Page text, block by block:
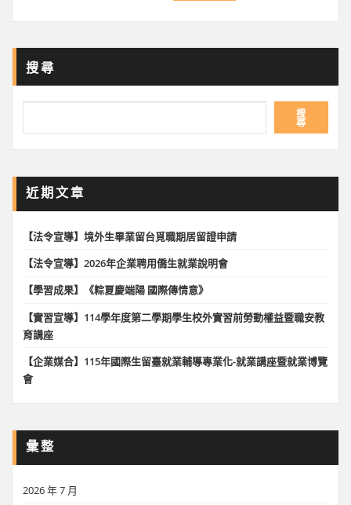
搜尋
搜
尋
近期文章
【法令宣導】境外生畢業留台覓職期居留證申請
【法令宣導】2026年企業聘用僑生就業說明會
【學習成果】《粽夏慶端陽 國際傳情意》
【實習宣導】114學年度第二學期學生校外實習前勞動權益暨職安教
育講座
【企業媒合】115年國際生留臺就業輔導專業化-就業講座暨就業博覽
會
彙整
2026 年 7 月